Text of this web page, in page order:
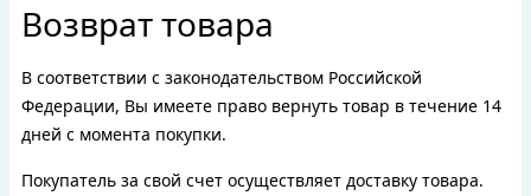
Возврат товара
В соответствии с законодательством Российской
Федерации, Вы имеете право вернуть товар в течение 14
дней с момента покупки.
Покупатель за свой счет осуществляет доставку товара.